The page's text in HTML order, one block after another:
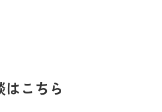
こちら